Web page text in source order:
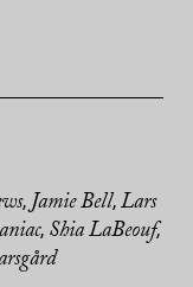
, Jamie Bell, Lars
, Shia LaBeouf,